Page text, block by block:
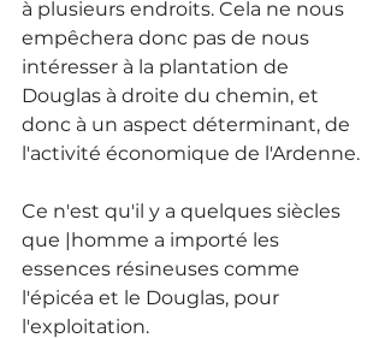
à plusieurs endroits. Cela ne nous
empêchera donc pas de nous
intéresser à la plantation de
Douglas à droite du chemin, et
donc à un aspect déterminant, de
l'activité économique de l'Ardenne.
Ce n'est qu'il y a quelques siècles
que |homme a importé les
essences résineuses comme
l'épicéa et le Douglas, pour
l'exploitation.